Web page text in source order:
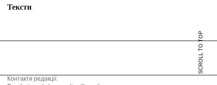
Тексти
SCROLL TO TOP
Контакти редакції: